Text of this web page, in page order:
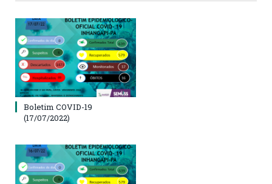
Boletim COVID-19
(17/07/2022)